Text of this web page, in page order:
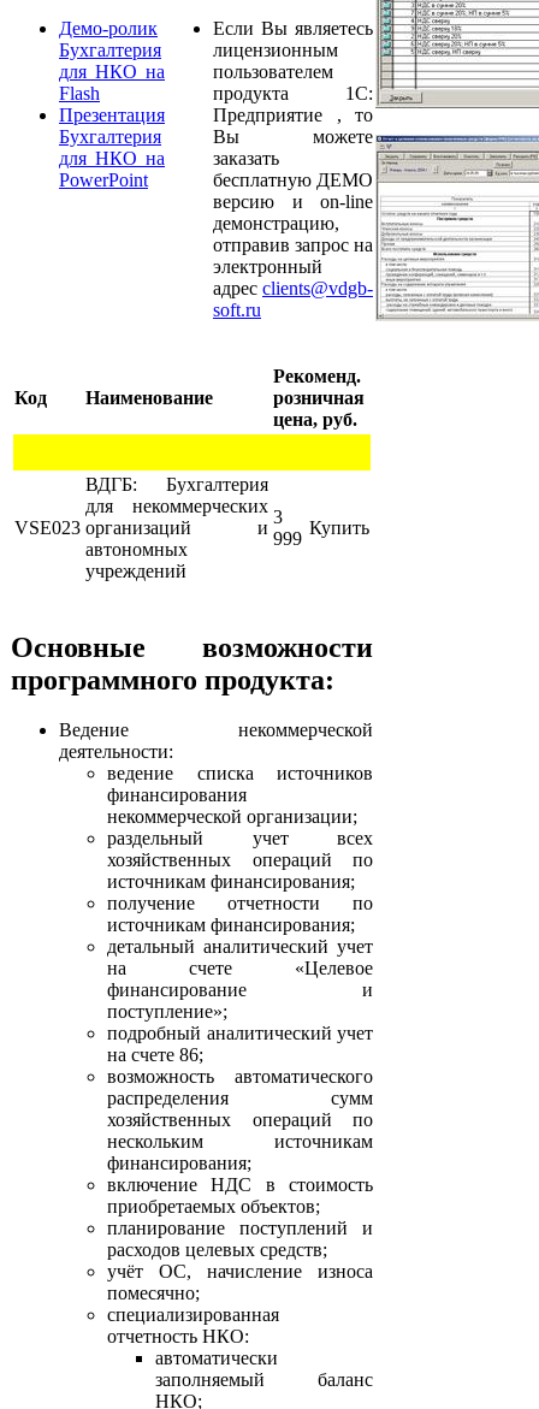
Демо-ролик
Бухгалтерия
для НКО на
Flash
Презентация
Бухгалтерия
для НКО на
PowerPoint
Если Вы являетесь
лицензионным
пользователем
продукта 1С:
Предприятие , то
Вы можете
заказать
бесплатную ДЕМО
версию и on-line
демонстрацию,
отправив запрос на
электронный
адрес clients@vdgb-
soft.ru
Код Наименование
Рекоменд.
розничная
цена, руб.
VSE023
ВДГБ: Бухгалтерия
для некоммерческих
организаций и
автономных
учреждений
3
999
Купить
Основные возможности
программного продукта:
Ведение некоммерческой
деятельности:
ведение списка источников
финансирования
некоммерческой организации;
раздельный учет всех
хозяйственных операций по
источникам финансирования;
получение отчетности по
источникам финансирования;
детальный аналитический учет
на счете «Целевое
финансирование и
поступление»;
подробный аналитический учет
на счете 86;
возможность автоматического
распределения сумм
хозяйственных операций по
нескольким источникам
финансирования;
включение НДС в стоимость
приобретаемых объектов;
планирование поступлений и
расходов целевых средств;
учёт ОС, начисление износа
помесячно;
специализированная
отчетность НКО:
автоматически
заполняемый баланс
НКО;